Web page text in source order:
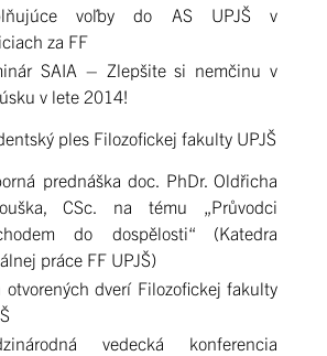
voľby do AS UPJŠ v
za FF
SAIA – Zlepšite si nemčinu v
v lete 2014!
ples Filozofickej fakulty UPJŠ
prednáška doc. PhDr. Oldřicha
CSc. na tému „Průvodci
do dospělosti“ (Katedra
práce FF UPJŠ)
otvorených dverí Filozofickej fakulty
vedecká konferencia